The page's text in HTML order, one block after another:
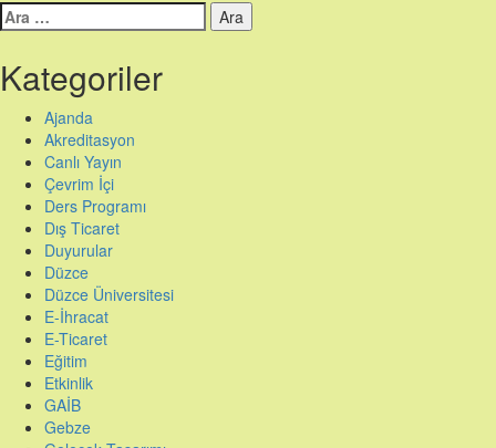
Arama:
Kategoriler
Ajanda
Akreditasyon
Canlı Yayın
Çevrim İçi
Ders Programı
Dış Ticaret
Duyurular
Düzce
Düzce Üniversitesi
E-İhracat
E-Ticaret
Eğitim
Etkinlik
GAİB
Gebze